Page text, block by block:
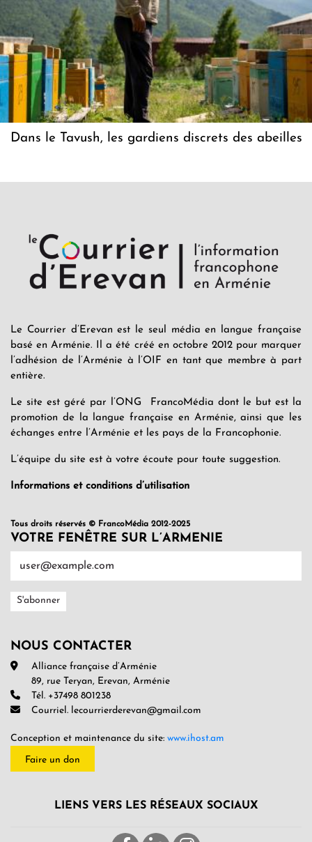
Dans le Tavush, les gardiens discrets des abeilles
Le Courrier d’Erevan est le seul média en langue française
basé en Arménie. Il a été créé en octobre 2012 pour marquer
l’adhésion de l’Arménie à l’OIF en tant que membre à part
entière.
Le site est géré par l’ONG FrancoMédia dont le but est la
promotion de la langue française en Arménie, ainsi que les
échanges entre l’Arménie et les pays de la Francophonie.
L’équipe du site est à votre écoute pour toute suggestion.
Informations et conditions d’utilisation
Tous droits réservés © FrancoMédia 2012-2025
VOTRE FENÊTRE SUR L’ARMENIE
NOUS CONTACTER
Alliance française d’Arménie
89, rue Teryan, Erevan, Arménie
Tél. +37498 801238
Courriel. lecourrierderevan@gmail.com
Conception et maintenance du site: www.ihost.am
Faire un don
LIENS VERS LES RÉSEAUX SOCIAUX